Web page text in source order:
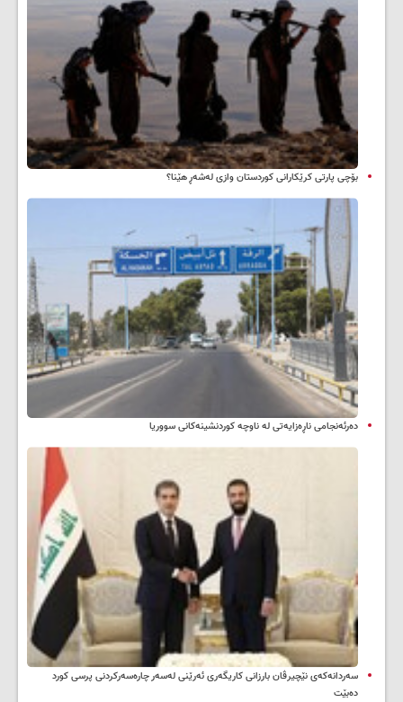
بۆچی پارتی کرێکارانی کوردستان وازی لەشەڕ هێنا؟
دەرئەنجامی ناڕەزایەتی لە ناوچە کوردنشینەکانی سووریا
سه‌ردانه‌کەی نێچیرڤان بارزانی كاریگه‌ری ئه‌رێنی له‌سه‌ر چاره‌سه‌ركردنی پرسی كورد
ده‌بێت